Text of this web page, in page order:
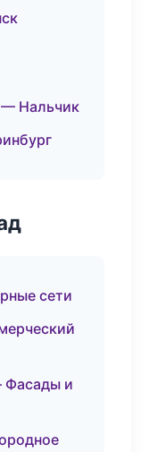
Нальчик
сети
Фасады и